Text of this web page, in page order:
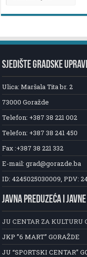
SJEDIŠTE GRADSKE
Ulica: Maršala Tita br. 2
73000 Goražde
Telefon: +387 38 221 002
Telefon: +387 38 241 450
Fax :+387 38 221 332
E-mail: grad@gorazde.ba
ID: 4245025030009, PDV:
JAVNA PREDUZEĆA I
JU CENTAR ZA KULTURU
JKP ”6 MART” GORAŽDE
JU “SPORTSKI CENTAR”